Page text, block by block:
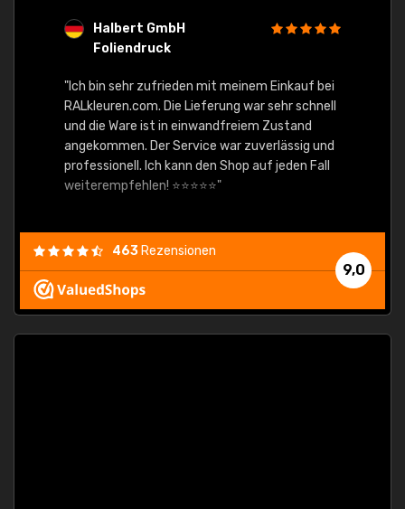
Halbert GmbH
Foliendruck
"Ich bin sehr zufrieden mit meinem Einkauf bei
RALkleuren.com. Die Lieferung war sehr schnell
und die Ware ist in einwandfreiem Zustand
angekommen. Der Service war zuverlässig und
professionell. Ich kann den Shop auf jeden Fall
weiterempfehlen! ⭐⭐⭐⭐⭐"
9,0
463 Rezensionen